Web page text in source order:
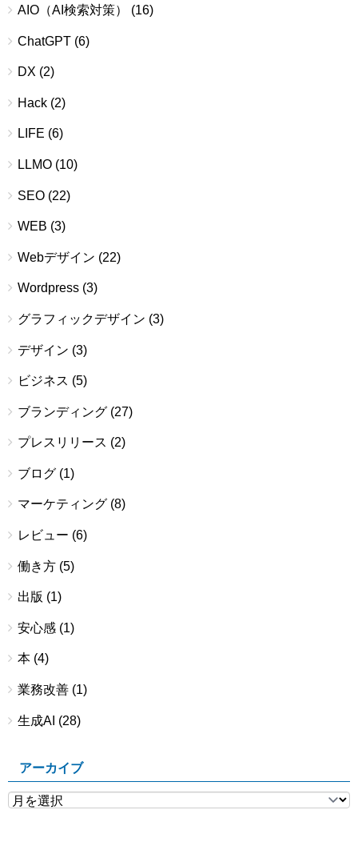
AIO（AI検索対策） (16)
ChatGPT (6)
DX (2)
Hack (2)
LIFE (6)
LLMO (10)
SEO (22)
WEB (3)
Webデザイン (22)
Wordpress (3)
グラフィックデザイン (3)
デザイン (3)
ビジネス (5)
ブランディング (27)
プレスリリース (2)
ブログ (1)
マーケティング (8)
レビュー (6)
働き方 (5)
出版 (1)
安心感 (1)
本 (4)
業務改善 (1)
生成AI (28)
アーカイブ